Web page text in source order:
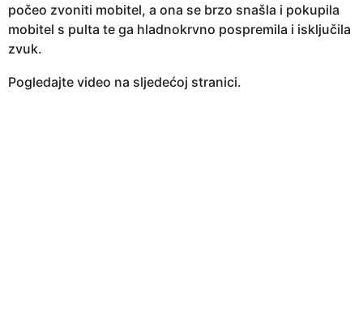
počeo zvoniti mobitel, a ona se brzo snašla i pokupila
mobitel s pulta te ga hladnokrvno pospremila i isključila
zvuk.
Pogledajte video na sljedećoj stranici.